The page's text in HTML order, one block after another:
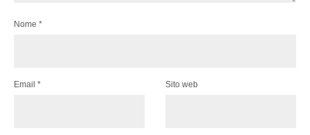
Nome *
Email * Sito web